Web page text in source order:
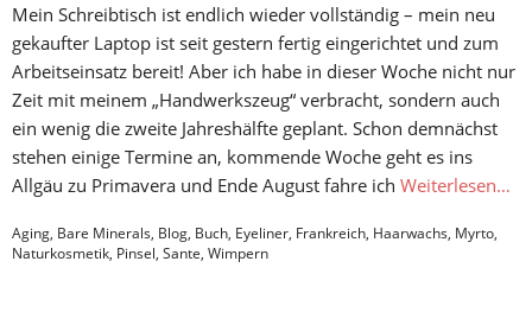
Mein Schreibtisch ist endlich wieder vollständig – mein neu
gekaufter Laptop ist seit gestern fertig eingerichtet und zum
Arbeitseinsatz bereit! Aber ich habe in dieser Woche nicht nur
Zeit mit meinem „Handwerkszeug“ verbracht, sondern auch
ein wenig die zweite Jahreshälfte geplant. Schon demnächst
stehen einige Termine an, kommende Woche geht es ins
Allgäu zu Primavera und Ende August fahre ich Weiterlesen…
Aging, Bare Minerals, Blog, Buch, Eyeliner, Frankreich, Haarwachs, Myrto,
Naturkosmetik, Pinsel, Sante, Wimpern